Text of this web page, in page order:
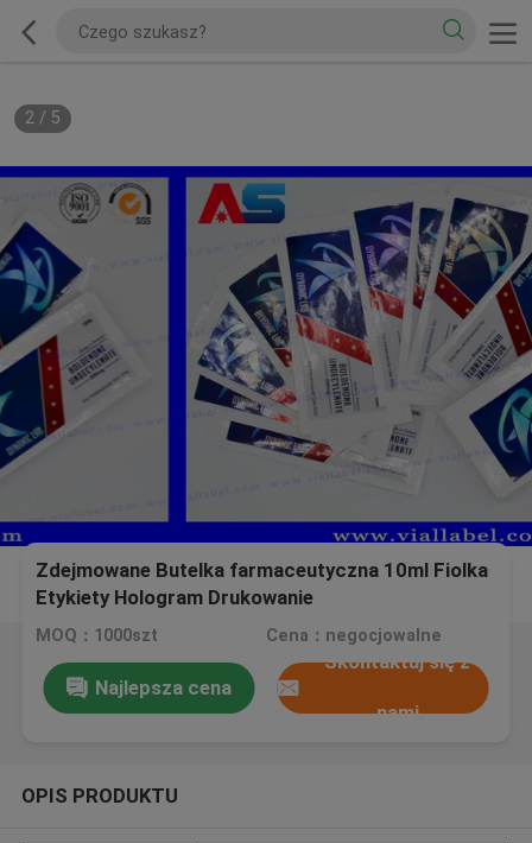
2/ 5
Zdejmowane Butelka farmaceutyczna 10ml Fiolka
Etykiety Hologram Drukowanie
MOQ：1000szt Cena：negocjowalne
Najlepsza cena
Skontaktuj się z
nami
OPIS PRODUKTU